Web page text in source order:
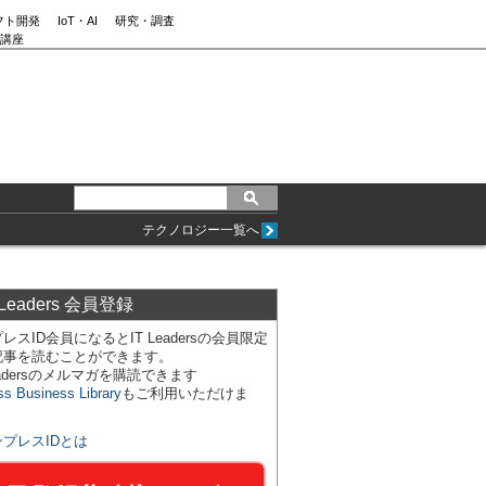
ト開発 IoT・AI
研究・調査
座
テクノロジー一覧へ
会員登録
スID会員になるとIT Leadersの会員限定
を読むことができます。
のメルマガを購読できます
Business Libraryもご利用いただけま
プレスIDとは